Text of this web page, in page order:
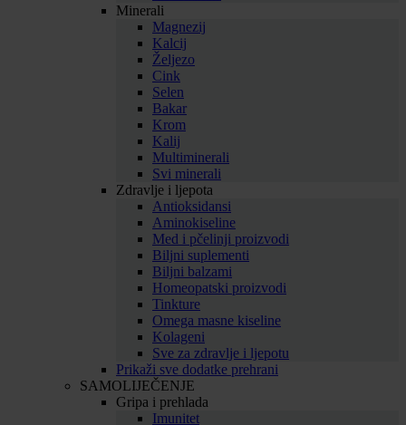
Minerali
Magnezij
Kalcij
Željezo
Cink
Selen
Bakar
Krom
Kalij
Multiminerali
Svi minerali
Zdravlje i ljepota
Antioksidansi
Aminokiseline
Med i pčelinji proizvodi
Biljni suplementi
Biljni balzami
Homeopatski proizvodi
Tinkture
Omega masne kiseline
Kolageni
Sve za zdravlje i ljepotu
Prikaži sve dodatke prehrani
SAMOLIJEČENJE
Gripa i prehlada
Imunitet